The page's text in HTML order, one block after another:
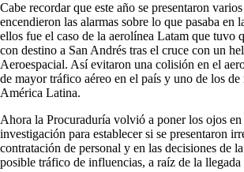
Cabe recordar que este año se presentaron
encendieron las alarmas sobre lo que pasaba
ellos fue el caso de la aerolínea Latam que tuvo
con destino a San Andrés tras el cruce con un
Aeroespacial. Así evitaron una colisión en el
de mayor tráfico aéreo en el país y uno de los
América Latina.
Ahora la Procuraduría volvió a poner los ojos
investigación para establecer si se presentaron
contratación de personal y en las decisiones de
posible tráfico de influencias, a raíz de la